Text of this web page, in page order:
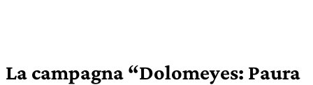
La campagna “Dolomeyes: Paura